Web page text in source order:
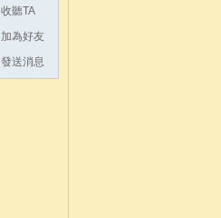
收聽TA
加為好友
發送消息